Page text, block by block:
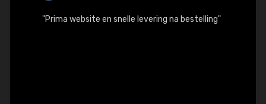
"Prima website en snelle levering na bestelling"